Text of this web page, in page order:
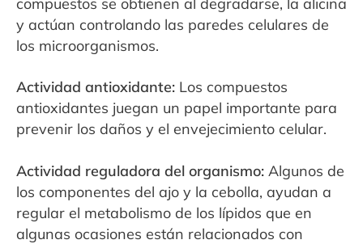
y actúan controlando las paredes celulares de
los microorganismos.
Actividad antioxidante: Los compuestos
antioxidantes juegan un papel importante para
prevenir los daños y el envejecimiento celular.
Actividad reguladora del organismo: Algunos de
los componentes del ajo y la cebolla, ayudan a
regular el metabolismo de los lípidos que en
algunas ocasiones están relacionados con